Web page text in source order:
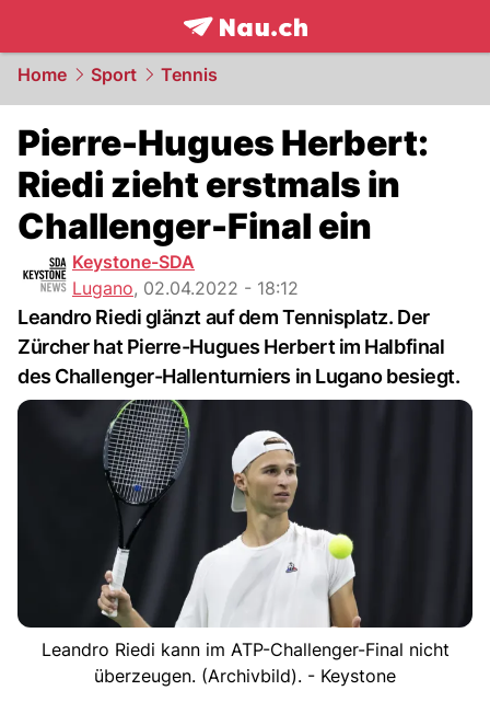
frontpage.NAU.ch
Home Sport Tennis
Pierre-Hugues Herbert:
Riedi zieht erstmals in
Challenger-Final ein
Keystone-SDA
Lugano, 02.04.2022 - 18:12
Leandro Riedi glänzt auf dem Tennisplatz. Der
Zürcher hat Pierre-Hugues Herbert im Halbfinal
des Challenger-Hallenturniers in Lugano besiegt.
Leandro Riedi kann im ATP-Challenger-Final nicht
überzeugen. (Archivbild). - Keystone